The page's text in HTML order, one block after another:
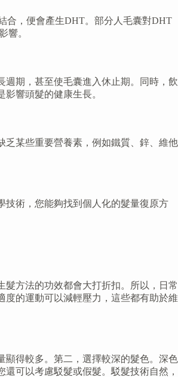
合，便會產生DHT。部分人毛囊對DHT
響。
週期，甚至使毛囊進入休止期。同時，飲
響頭髮的健康生長。
乏某些重要營養素，例如鐵質、鋅、維他
技術，您能夠找到個人化的髮量復原方
方法的功效都會大打折扣。所以，日常
的運動可以減輕壓力，這些都有助於維
顯得較多。第二，選擇較深的髮色。深色
可以考慮駁髮或假髮。駁髮技術自然，